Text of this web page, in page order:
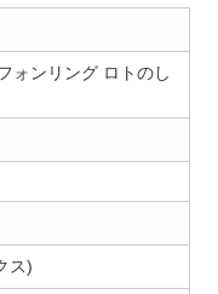
ォンリング ロトのし
ス)